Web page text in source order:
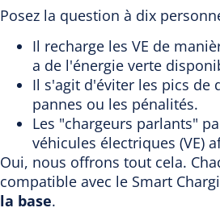
Posez la question à dix
Il recharge les VE de
a de l'énergie verte
Il s'agit d'éviter les pics de
pannes ou les pénalités.
Les "chargeurs parlants"
véhicules électriques (VE)
Oui, nous offrons tout cela.
compatible avec le Smart
la base.